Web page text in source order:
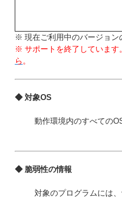
※ 現在ご利用中のバージョン
※ サポートを終了しています
ら 。
◆ 対象OS
動作環境内のすべての
◆ 脆弱性の情報
対象のプログラムには